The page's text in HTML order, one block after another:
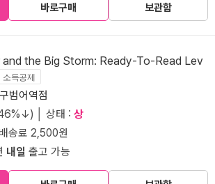
바로구매 보관함
and the Big Storm: Ready-To-Read Lev
소득공제
범어역점
│ 상태 : 상
송료 2,500원
내일 출고 가능